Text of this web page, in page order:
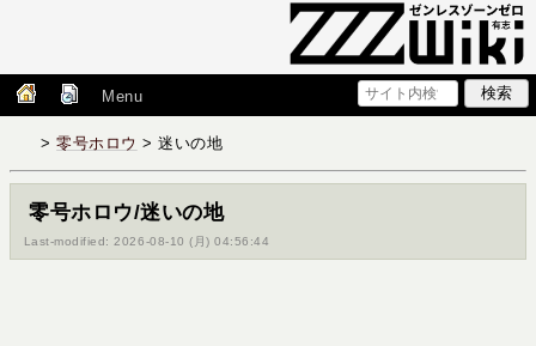
Menu
>零号ホロウ > 迷いの地
零号ホロウ/迷いの地
Last-modified: 2026-08-10 (月) 04:56:44